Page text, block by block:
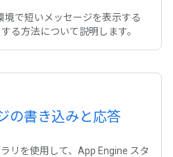
境で短いメッセージを表示する
る方法について説明します。
の書き込みと応答
リを使用して、App Engine スタ